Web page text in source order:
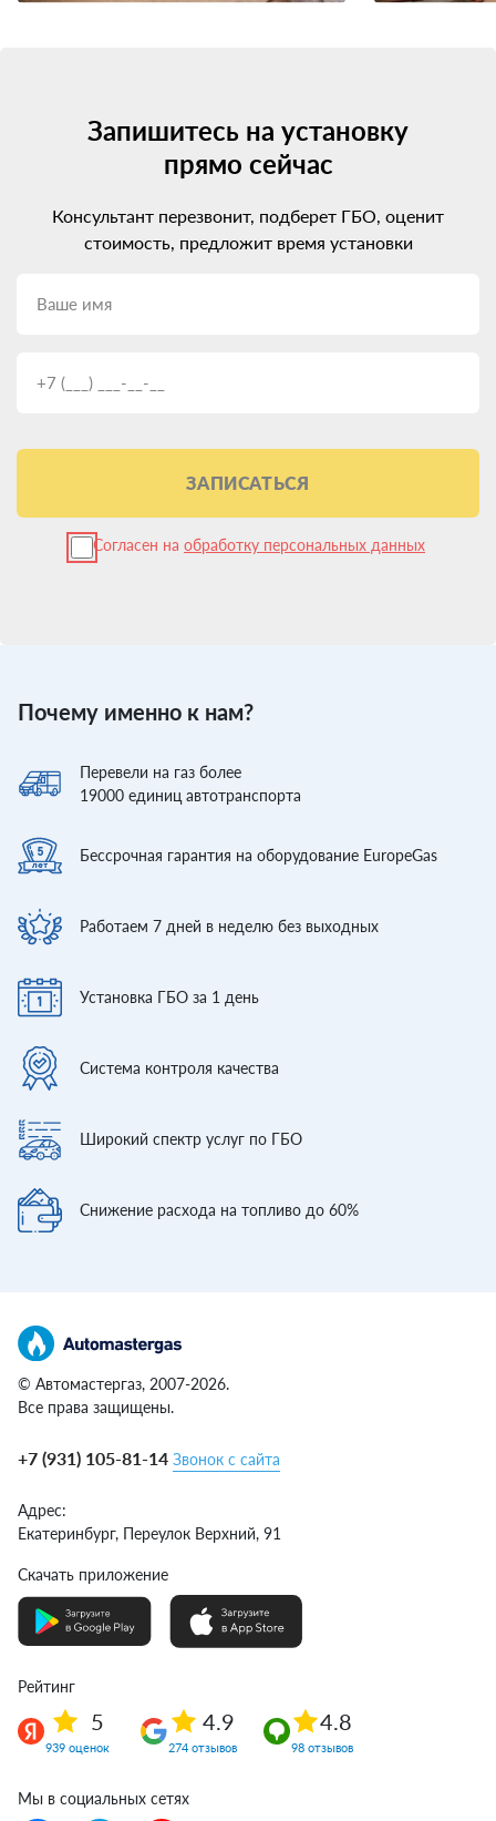
Запишитесь на установку
прямо сейчас
Консультант перезвонит, подберет ГБО, оценит
стоимость, предложит время установки
ЗАПИСАТЬСЯ
Согласен на обработку персональных данных
Почему именно к нам?
Перевели на газ более
19000 единиц автотранспорта
Бессрочная гарантия на оборудование EuropeGas
Работаем 7 дней в неделю без выходных
Установка ГБО за 1 день
Система контроля качества
Широкий спектр услуг по ГБО
Снижение расхода на топливо до 60%
© Автомастергаз, 2007-2026.
Все права защищены.
+7 (931) 105-81-14 Звонок с сайта
Адрес:
Екатеринбург, Переулок Верхний, 91
Скачать приложение
Рейтинг
5
939 оценок
4.9
274 отзывов
4.8
98 отзывов
Мы в социальных сетях